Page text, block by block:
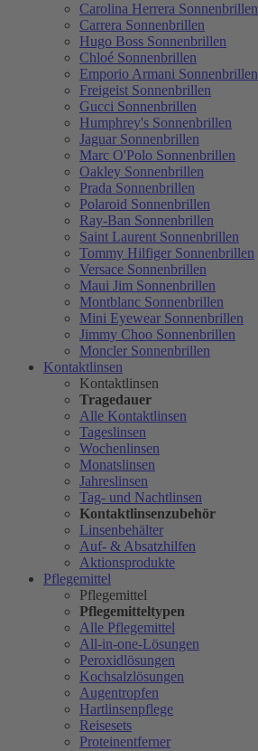
Carolina Herrera Sonnenbrillen
Carrera Sonnenbrillen
Hugo Boss Sonnenbrillen
Chloé Sonnenbrillen
Emporio Armani Sonnenbrillen
Freigeist Sonnenbrillen
Gucci Sonnenbrillen
Humphrey's Sonnenbrillen
Jaguar Sonnenbrillen
Marc O'Polo Sonnenbrillen
Oakley Sonnenbrillen
Prada Sonnenbrillen
Polaroid Sonnenbrillen
Ray-Ban Sonnenbrillen
Saint Laurent Sonnenbrillen
Tommy Hilfiger Sonnenbrillen
Versace Sonnenbrillen
Maui Jim Sonnenbrillen
Montblanc Sonnenbrillen
Mini Eyewear Sonnenbrillen
Jimmy Choo Sonnenbrillen
Moncler Sonnenbrillen
Kontaktlinsen
Kontaktlinsen
Tragedauer
Alle Kontaktlinsen
Tageslinsen
Wochenlinsen
Monatslinsen
Jahreslinsen
Tag- und Nachtlinsen
Kontaktlinsenzubehör
Linsenbehälter
Auf- & Absatzhilfen
Aktionsprodukte
Pflegemittel
Pflegemittel
Pflegemitteltypen
Alle Pflegemittel
All-in-one-Lösungen
Peroxidlösungen
Kochsalzlösungen
Augentropfen
Hartlinsenpflege
Reisesets
Proteinentferner